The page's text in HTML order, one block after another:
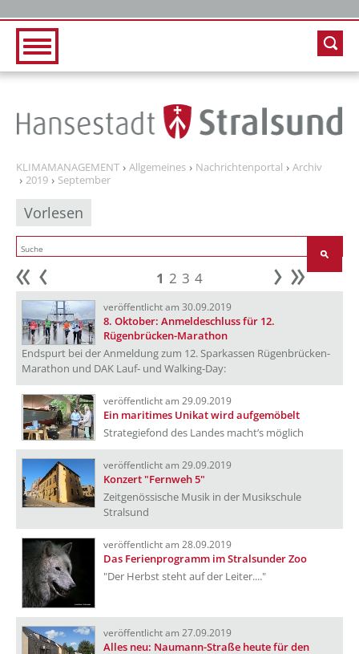
KLIMAMANAGEMENT Allgemeines Nachrichtenportal
Archiv
2019
September
Vorlesen
Anfang 1 2 3 4 weiter
veröffentlicht am 30.09.2019
8. Oktober: Anmeldeschluss für 12.
Rügenbrücken-Marathon
Endspurt bei der Anmeldung zum 12. Sparkassen Rügenbrücken-
Marathon und DAK Lauf- und Walking-Day:
veröffentlicht am 29.09.2019
Ein maritimes Unikat wird aufgemöbelt
Strategiefond des Landes macht’s möglich
veröffentlicht am 29.09.2019
Konzert "Fernweh 5"
Zeitgenössische Musik in der Musikschule
Stralsund
veröffentlicht am 28.09.2019
Das Ferienprogramm im Stralsunder Zoo
"Der Herbst steht auf der Leiter...."
veröffentlicht am 27.09.2019
Alles neu: Naumann-Straße heute für den